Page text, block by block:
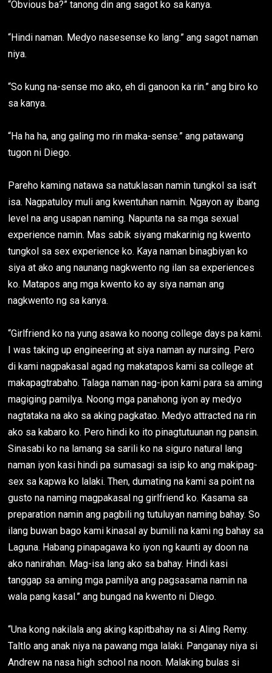
“Obvious ba?” tanong din ang sagot ko sa kanya.
“Hindi naman. Medyo nasesense ko lang.” ang sagot naman
niya.
“So kung na-sense mo ako, eh di ganoon ka rin.” ang biro ko
sa kanya.
“Ha ha ha, ang galing mo rin maka-sense.” ang patawang
tugon ni Diego.
Pareho kaming natawa sa natuklasan namin tungkol sa isa’t
isa. Nagpatuloy muli ang kwentuhan namin. Ngayon ay ibang
level na ang usapan naming. Napunta na sa mga sexual
experience namin. Mas sabik siyang makarinig ng kwento
tungkol sa sex experience ko. Kaya naman binagbiyan ko
siya at ako ang naunang nagkwento ng ilan sa experiences
ko. Matapos ang mga kwento ko ay siya naman ang
nagkwento ng sa kanya.
“Girlfriend ko na yung asawa ko noong college days pa kami.
I was taking up engineering at siya naman ay nursing. Pero
di kami nagpakasal agad ng makatapos kami sa college at
makapagtrabaho. Talaga naman nag-ipon kami para sa aming
magiging pamilya. Noong mga panahong iyon ay medyo
nagtataka na ako sa aking pagkatao. Medyo attracted na rin
ako sa kabaro ko. Pero hindi ko ito pinagtutuunan ng pansin.
Sinasabi ko na lamang sa sarili ko na siguro natural lang
naman iyon kasi hindi pa sumasagi sa isip ko ang makipag-
sex sa kapwa ko lalaki. Then, dumating na kami sa point na
gusto na naming magpakasal ng girlfriend ko. Kasama sa
preparation namin ang pagbili ng tutuluyan naming bahay. So
ilang buwan bago kami kinasal ay bumili na kami ng bahay sa
Laguna. Habang pinapagawa ko iyon ng kaunti ay doon na
ako nanirahan. Mag-isa lang ako sa bahay. Hindi kasi
tanggap sa aming mga pamilya ang pagsasama namin na
wala pang kasal.” ang bungad na kwento ni Diego.
“Una kong nakilala ang aking kapitbahay na si Aling Remy.
Taltlo ang anak niya na pawang mga lalaki. Panganay niya si
Andrew na nasa high school na noon. Malaking bulas si